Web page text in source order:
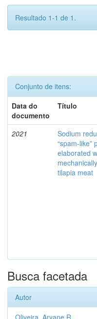
Resultado 1-1 de 1.
Conjunto de itens:
Data do
documento
Título
2021
Sodium
“spam-like”
elaborated
tilapia meat
Busca facetada
Autor